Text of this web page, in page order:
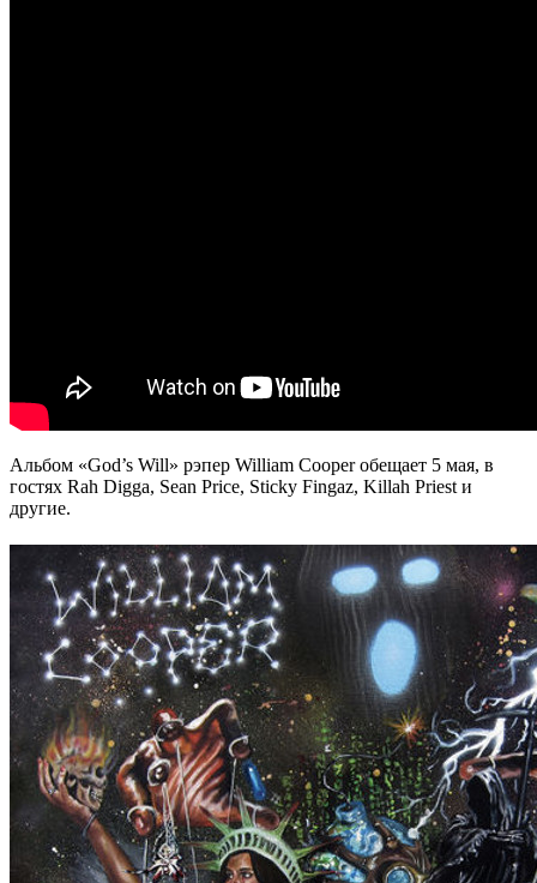
Альбом «God’s Will» рэпер William Cooperобещает 5 мая, в
гостях Rah Digga, Sean Price, Sticky Fingaz, Killah Priest и
другие.